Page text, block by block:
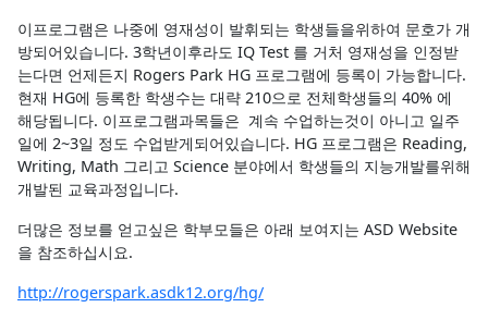
이프로그램은 나중에 영재성이 발휘되는 학생들을위하여 문호가 개
방되어있습니다. 3학년이후라도 IQ Test 를 거처 영재성을 인정받
는다면 언제든지 Rogers Park HG 프로그램에 등록이 가능합니다.
현재 HG에 등록한 학생수는 대략 210으로 전체학생들의 40% 에
해당됩니다. 이프로그램과목들은 계속 수업하는것이 아니고 일주
일에 2~3일 정도 수업받게되어있습니다. HG 프로그램은 Reading,
Writing, Math 그리고 Science 분야에서 학생들의 지능개발를위해
개발된 교육과정입니다.
더많은 정보를 얻고싶은 학부모들은 아래 보여지는 ASD Website
을 참조하십시요.
http://rogerspark.asdk12.org/hg/